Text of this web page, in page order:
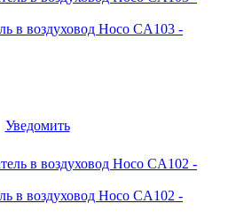
в воздуховод Hoco CA103 -
Уведомить
в воздуховод Hoco CA102 -